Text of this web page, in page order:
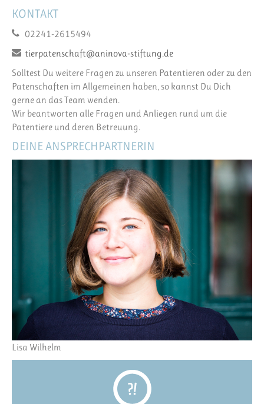
KONTAKT
02241-2615494
tierpatenschaft@aninova-stiftung.de
Solltest Du weitere Fragen zu unseren Patentieren oder zu den
Patenschaften im Allgemeinen haben, so kannst Du Dich
gerne an das Team wenden.
Wir beantworten alle Fragen und Anliegen rund um die
Patentiere und deren Betreuung.
DEINE ANSPRECHPARTNERIN
Lisa Wilhelm